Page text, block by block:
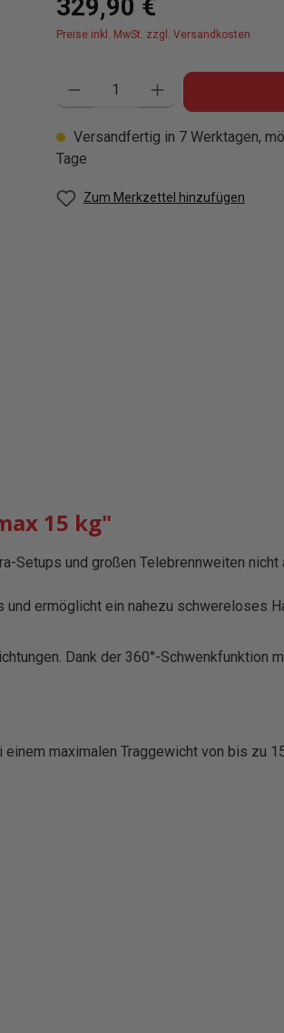
329,90 €
Preise inkl. MwSt. zzgl. Versandkosten
Produkt Anzahl: Gib den
Versandfertig in 7 Werktagen,
Tage
Zum Merkzettel hinzufügen
15 kg"
Setups und großen Telebrennweiten
ermöglicht ein nahezu schwereloses
Dank der 360°-Schwenkfunktion
maximalen Traggewicht von bis zu